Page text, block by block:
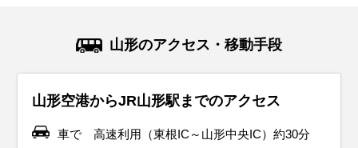
山形のアクセス・移動手段
山形空港からJR山形駅までのアクセス
車で 高速利用（東根IC～山形中央IC）約30分